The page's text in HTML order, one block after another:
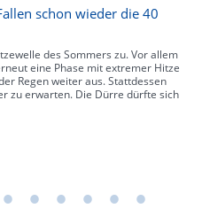
schon wieder die 40
des Sommers zu. Vor allem
eine Phase mit extremer Hitze
Regen weiter aus. Stattdessen
zu erwarten. Die Dürre dürfte sich